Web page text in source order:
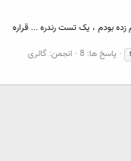
بودم ، یک تست رندره ... قراره
پاسخ ها: 8 انجمن: گالری